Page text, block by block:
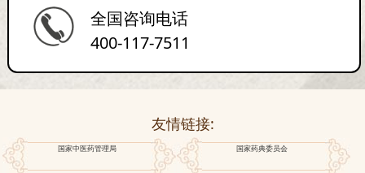
全国咨询电话
400-117-7511
友情链接:
国家中医药管理局 国家药典委员会